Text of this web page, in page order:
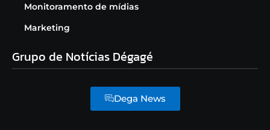
Monitoramento de mídias
Marketing
Grupo de Notícias Dégagé
Dega News